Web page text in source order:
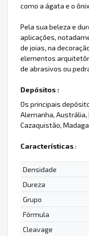
como a ágata e o
Pela sua beleza e
aplicações,
de joias, na
elementos
de abrasivos ou
Depósitos :
Os principais
Alemanha, Austrália,
Cazaquistão,
Características:
Densidade
Dureza
Grupo
Fórmula
Cleavage